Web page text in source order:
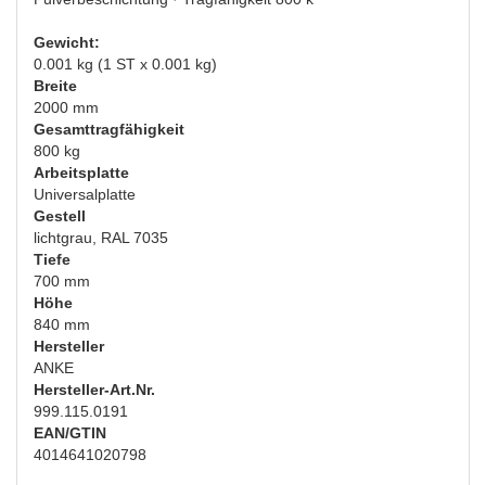
Gewicht:
0.001 kg (1 ST x 0.001 kg)
Breite
2000 mm
Gesamttragfähigkeit
800 kg
Arbeitsplatte
Universalplatte
Gestell
lichtgrau, RAL 7035
Tiefe
700 mm
Höhe
840 mm
Hersteller
ANKE
Hersteller-Art.Nr.
999.115.0191
EAN/GTIN
4014641020798